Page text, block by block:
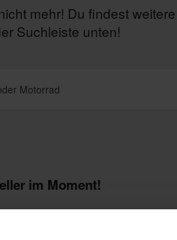
mehr! Du findest
Suchleiste unten!
im Moment!